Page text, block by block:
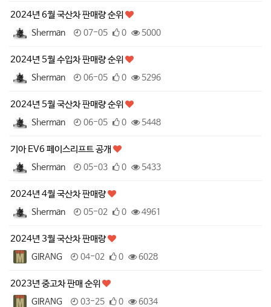
2024년 6월 국산차 판매량 순위
Sherman 07-05 0 5000
2024년 5월 수입차 판매량 순위
Sherman 06-05 0 5296
2024년 5월 국산차 판매량 순위
Sherman 06-05 0 5448
기아 EV6 페이스리프트 공개
Sherman 05-03 0 5433
2024년 4월 국산차 판매량
Sherman 05-02 0 4961
2024년 3월 국산차 판매량
GIRANG 04-02 0 6028
2023년 중고차 판매 순위
GIRANG 03-25 0 6034